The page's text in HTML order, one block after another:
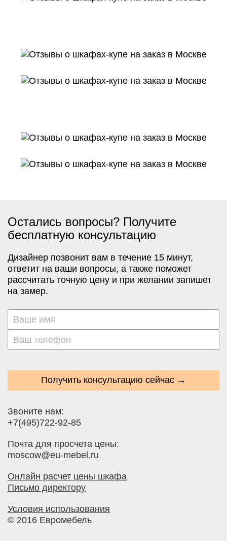
Остались вопросы? Получите
бесплатную консультацию
Дизайнер позвонит вам в течение 15 минут,
ответит на ваши вопросы, а также поможет
рассчитать точную цену и при желании запишет
на замер.
Получить консультацию сейчас →
Звоните нам:
+7(495)722-92-85
Почта для просчета цены:
moscow@eu-mebel.ru
Онлайн расчет цены шкафа
Письмо директору
Условия использования
© 2016 Евромебель